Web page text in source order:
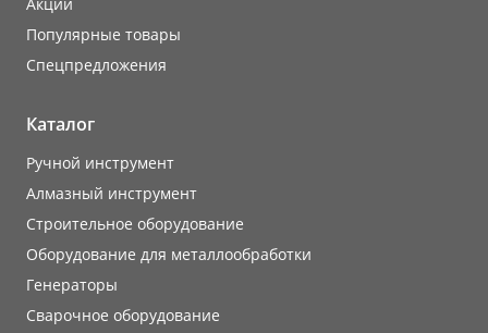
Популярные товары
Cпецпредложения
Каталог
Ручной инструмент
Алмазный инструмент
Строительное оборудование
Оборудование для металлообработки
Генераторы
Сварочное оборудование